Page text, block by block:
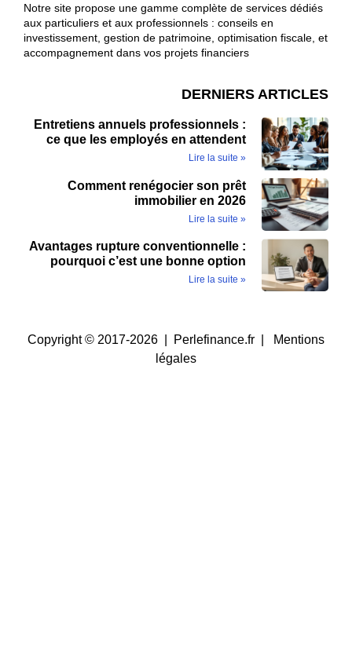
Notre site propose une gamme complète de services dédiés
aux particuliers et aux professionnels : conseils en
investissement, gestion de patrimoine, optimisation fiscale, et
accompagnement dans vos projets financiers
DERNIERS ARTICLES
Entretiens annuels professionnels :
ce que les employés en attendent
Lire la suite »
Comment renégocier son prêt
immobilier en 2026
Lire la suite »
Avantages rupture conventionnelle :
pourquoi c’est une bonne option
Lire la suite »
Copyright © 2017-2026 | Perlefinance.fr |
Mentions
légales